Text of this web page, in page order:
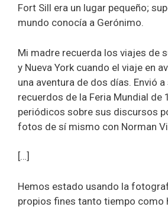
Fort Sill era un lugar pequeño;
mundo conocía a Gerónimo.
Mi madre recuerda los viajes de
y Nueva York cuando el viaje en
una aventura de dos días. Envió
recuerdos de la Feria Mundial de
periódicos sobre sus discursos
fotos de sí mismo con Norman
[…]
Hemos estado usando la
propios fines tanto tiempo como